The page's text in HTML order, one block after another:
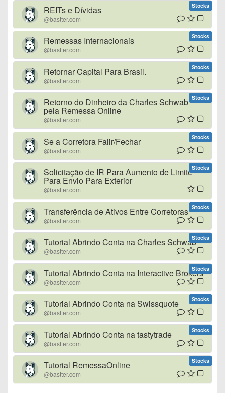
Stocks
REITs e Dívidas
@bastter.com
Stocks
Remessas Internacionais
@bastter.com
Stocks
Retornar Capital Para Brasil.
@bastter.com
Stocks
Retorno do Dinheiro da Charles Schwab
pela Remessa Online
@bastter.com
Stocks
Se a Corretora Falir/Fechar
@bastter.com
Stocks
Solicitação de IR Para Aumento de Limite
Para Envio Para Exterior
@bastter.com
Stocks
Transferência de Ativos Entre Corretoras
@bastter.com
Stocks
Tutorial Abrindo Conta na Charles Schwab
@bastter.com
Stocks
Tutorial Abrindo Conta na Interactive Brokers
@bastter.com
Stocks
Tutorial Abrindo Conta na Swissquote
@bastter.com
Stocks
Tutorial Abrindo Conta na tastytrade
@bastter.com
Stocks
Tutorial RemessaOnline
@bastter.com